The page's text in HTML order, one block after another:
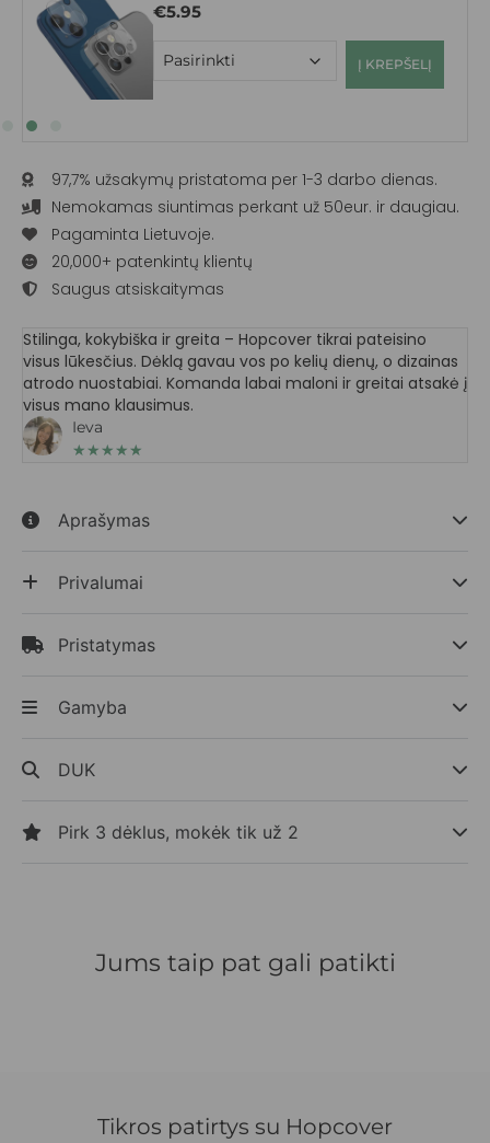
€5.95
Į KREPŠELĮ
97,7% užsakymų pristatoma per 1-3 darbo dienas.
Nemokamas siuntimas perkant už 50eur. ir daugiau.
Pagaminta Lietuvoje.
20,000+ patenkintų klientų
Saugus atsiskaitymas
Ieva
★ ★ ★ ★ ★
Stilinga, kokybiška ir greita – Hopcover tikrai pateisino
visus lūkesčius. Dėklą gavau vos po kelių dienų, o dizainas
atrodo nuostabiai. Komanda labai maloni ir greitai atsakė į
visus mano klausimus.
Aprašymas
Privalumai
Pristatymas
Gamyba
DUK
Pirk 3 dėklus, mokėk tik už 2
Jums taip pat gali patikti
Tikros patirtys su Hopcover